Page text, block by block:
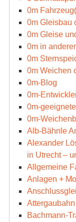
0m
0m Gleisbau
0m Gleise
0m in
0m
0m Weichen
0m-Blog
0m-
0m-
0m-
Alb-Bähnle
Alexander
in Utrecht –
Allgemeine
Anlagen +
Attergaubahn
Bachmann-